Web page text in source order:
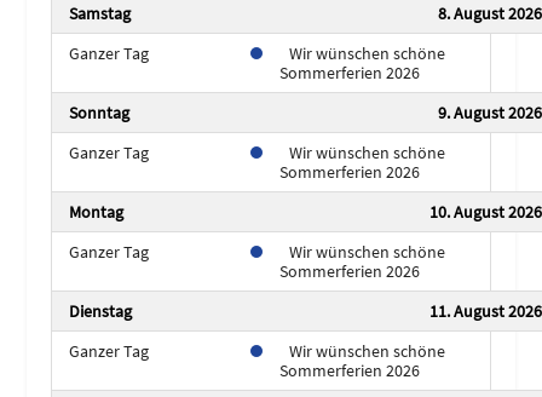
Samstag
8. August 2026
Ganzer Tag
Wir wünschen schöne
Sommerferien 2026
Sonntag
9. August 2026
Ganzer Tag
Wir wünschen schöne
Sommerferien 2026
Montag
10. August 2026
Ganzer Tag
Wir wünschen schöne
Sommerferien 2026
Dienstag
11. August 2026
Ganzer Tag
Wir wünschen schöne
Sommerferien 2026